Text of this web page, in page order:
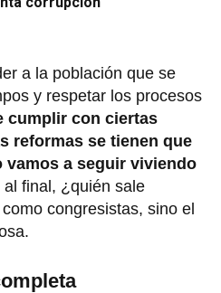
a la población que se
y respetar los procesos
cumplir con ciertas
reformas se tienen que
a seguir viviendo
al final, ¿quién sale
congresistas, sino el